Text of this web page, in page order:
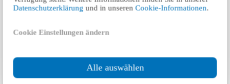
Datenschutzerklärung und in unserenCookie-Informationen.
Cookie Einstellungen ändern
Alle auswählen